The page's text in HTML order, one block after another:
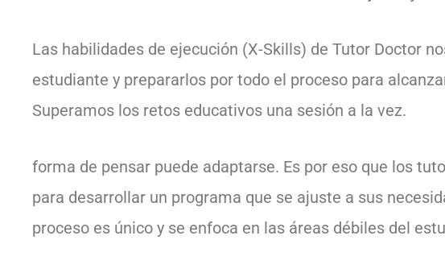
Las habilidades de ejecución (X-Skills) de Tutor Doctor
estudiante y prepararlos por todo el proceso para
Superamos los retos educativos una sesión a la vez.
forma de pensar puede adaptarse. Es por eso que los
para desarrollar un programa que se ajuste a sus
proceso es único y se enfoca en las áreas débiles del